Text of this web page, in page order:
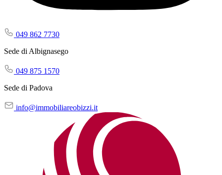
049 862 7730
Sede di Albignasego
049 875 1570
Sede di Padova
info@immobiliareobizzi.it